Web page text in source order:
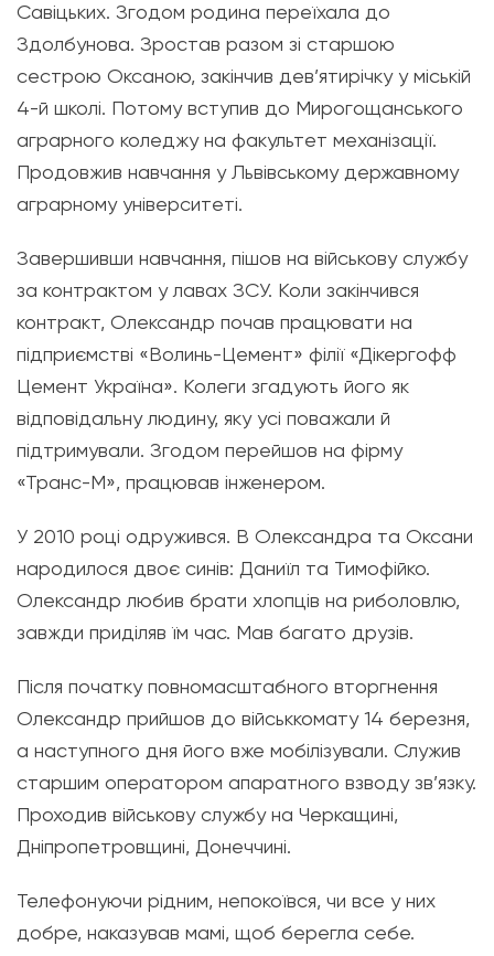
Савіцьких. Згодом родина переїхала до
Здолбунова. Зростав разом зі старшою
сестрою Оксаною, закінчив дев’ятирічку у міській
4-й школі. Потому вступив до Мирогощанського
аграрного коледжу на факультет механізації.
Продовжив навчання у Львівському державному
аграрному університеті.
Завершивши навчання, пішов на військову службу
за контрактом у лавах ЗСУ. Коли закінчився
контракт, Олександр почав працювати на
підприємстві «Волинь-Цемент» філії «Дікергофф
Цемент Україна». Колеги згадують його як
відповідальну людину, яку усі поважали й
підтримували. Згодом перейшов на фірму
«Транс-М», працював інженером.
У 2010 році одружився. В Олександра та Оксани
народилося двоє синів: Даниїл та Тимофійко.
Олександр любив брати хлопців на риболовлю,
завжди приділяв їм час. Мав багато друзів.
Після початку повномасштабного вторгнення
Олександр прийшов до військкомату 14 березня,
а наступного дня його вже мобілізували. Служив
старшим оператором апаратного взводу зв’язку.
Проходив військову службу на Черкащині,
Дніпропетровщині, Донеччині.
Телефонуючи рідним, непокоївся, чи все у них
добре, наказував мамі, щоб берегла себе.